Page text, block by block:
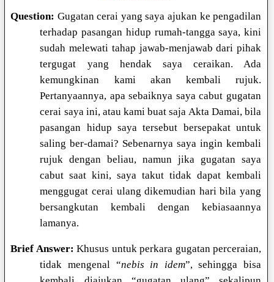
Question: Gugatan cerai yang saya ajukan ke pengadilan
terhadap pasangan hidup rumah-tangga saya, kini
sudah melewati tahap jawab-menjawab dari pihak
tergugat yang hendak saya ceraikan. Ada
kemungkinan kami akan kembali rujuk.
Pertanyaannya, apa sebaiknya saya cabut gugatan
cerai saya ini, atau kami buat saja Akta Damai, bila
pasangan hidup saya tersebut bersepakat untuk
saling ber-damai? Sebenarnya saya ingin kembali
rujuk dengan beliau, namun jika gugatan saya
cabut saat kini, saya takut tidak dapat kembali
menggugat cerai ulang dikemudian hari bila yang
bersangkutan kembali dengan kebiasaannya
lamanya.
Brief Answer: Khusus untuk perkara gugatan perceraian,
tidak mengenal “nebis in idem”, sehingga bisa